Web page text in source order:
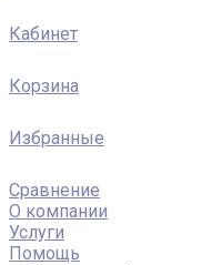
Кабинет
Корзина
Избранные
Сравнение
О компании
Услуги
Помощь